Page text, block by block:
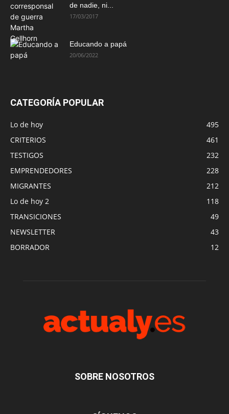
de nadie, ni...
17/03/2017
Educando a papá
20/06/2022
CATEGORÍA POPULAR
Lo de hoy
495
CRITERIOS
461
TESTIGOS
232
EMPRENDEDORES
228
MIGRANTES
212
Lo de hoy 2
118
TRANSICIONES
49
NEWSLETTER
43
BORRADOR
12
SOBRE NOSOTROS